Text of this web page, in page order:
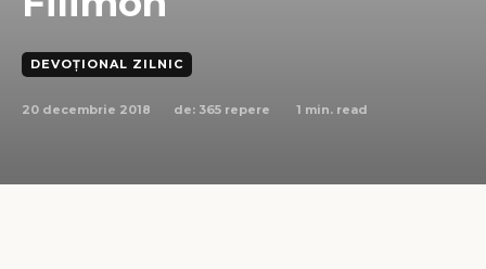
DEVOȚIONAL ZILNIC
20 decembrie 2018 de: 365 repere 1 min. read